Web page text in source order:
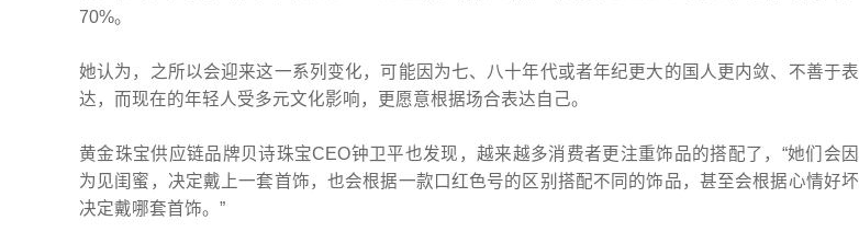
70%。
她认为，之所以会迎来这一系列变化，可能因为七、八十年代或者年纪更大的国人更内敛、不善于表
达，而现在的年轻人受多元文化影响，更愿意根据场合表达自己。
黄金珠宝供应链品牌贝诗珠宝CEO钟卫平也发现，越来越多消费者更注重饰品的搭配了，“她们会因
为见闺蜜，决定戴上一套首饰，也会根据一款口红色号的区别搭配不同的饰品，甚至会根据心情好坏
决定戴哪套首饰。”